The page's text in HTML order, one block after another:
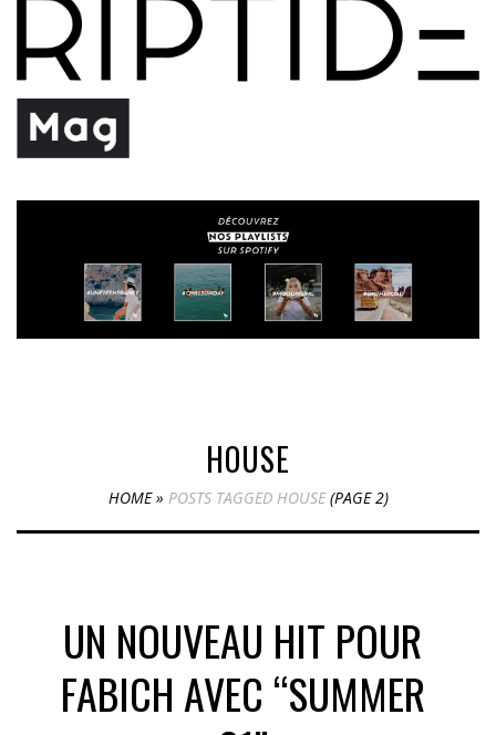
HOUSE
HOME» POSTS TAGGED HOUSE(PAGE 2)
UN NOUVEAU HIT POUR
FABICH AVEC “SUMMER